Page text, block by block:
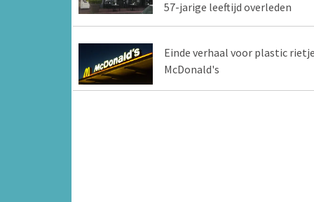
57-jarige leeftijd overleden
Einde verhaal voor plastic
McDonald's